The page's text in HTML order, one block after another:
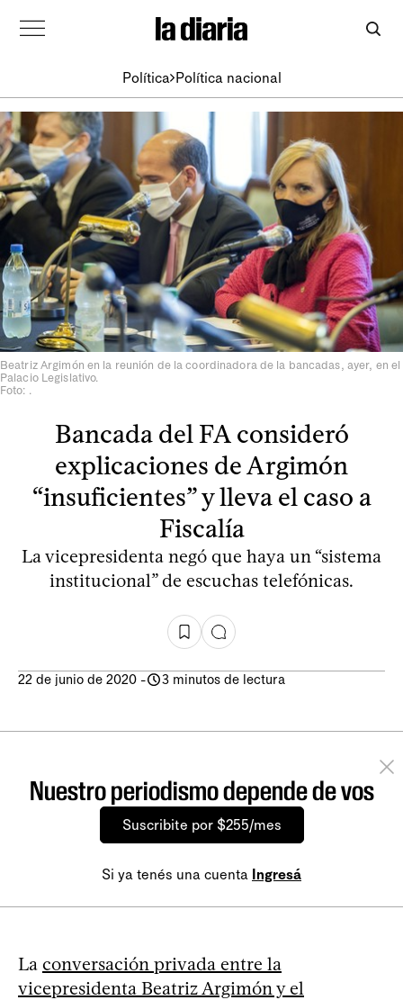
Política Política nacional
Beatriz Argimón en la reunión de la coordinadora de la bancadas, ayer, en el
Palacio Legislativo.
Foto: .
Bancada del FA consideró
explicaciones de Argimón
“insuficientes” y lleva el caso a
Fiscalía
La vicepresidenta negó que haya un “sistema
institucional” de escuchas telefónicas.
22 de junio de 2020 - 3 minutos de lectura
Nuestro periodismo depende de vos
Suscribite por $255/mes
Si ya tenés una cuenta Ingresá
La conversación privada entre la
vicepresidenta Beatriz Argimón y el